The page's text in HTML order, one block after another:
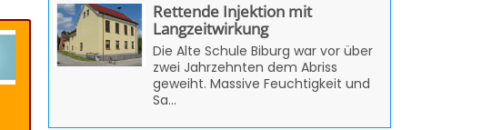
Rettende Injektion mit
Langzeitwirkung
Die Alte Schule Biburg war vor über
zwei Jahrzehnten dem Abriss
geweiht. Massive Feuchtigkeit und
Sa...